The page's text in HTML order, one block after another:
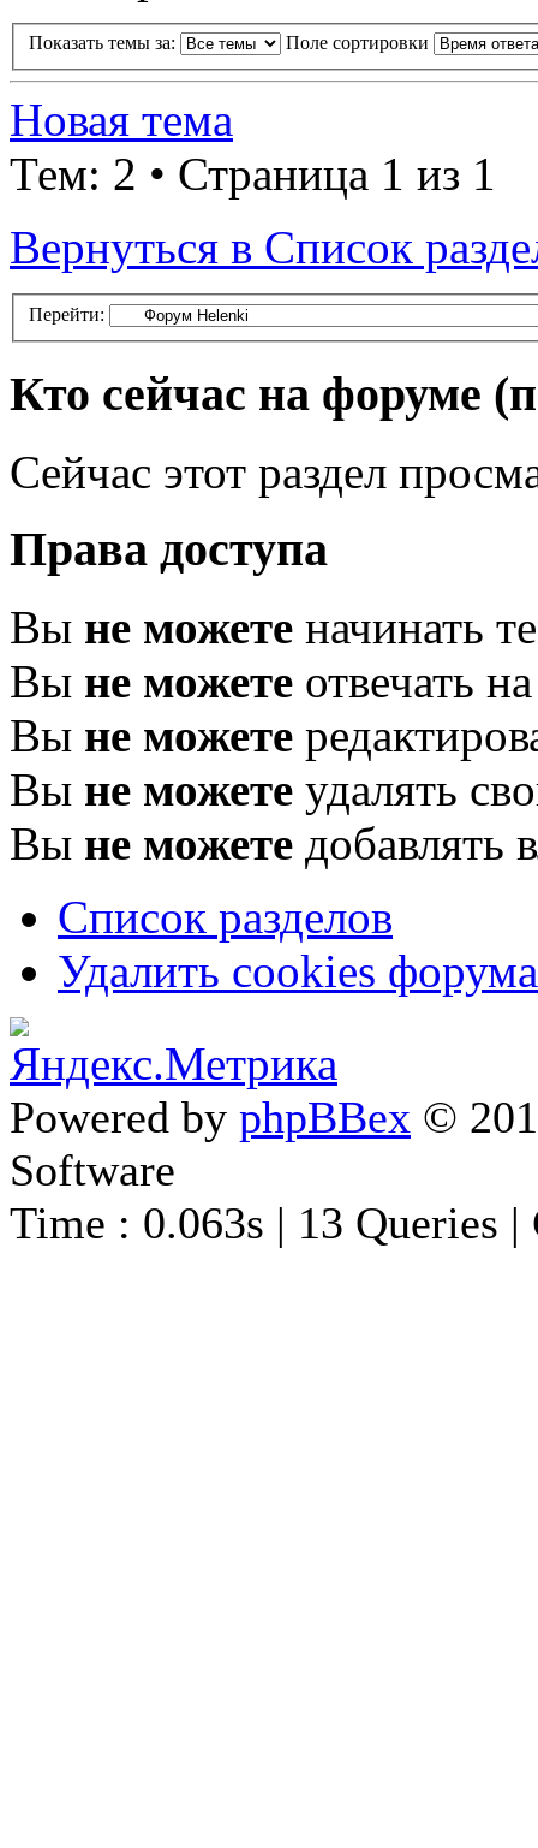
Показать темы за: Поле сортировки
Новая тема
Тем: 2 • Страница 1 из 1
Вернуться в Список
Перейти:
Кто сейчас на форуме
Сейчас этот раздел
Права доступа
Вы не можете начинать
Вы не можете отвечать
Вы не можете
Вы не можете удалять
Вы не можете добавлять
Список разделов
Удалить cookies форума
Powered by phpBBex ©
Software
Time : 0.063s | 13 Queries